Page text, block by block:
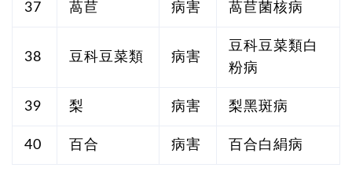
37 萵苣 病害 萵苣菌核病
38 豆科豆菜類 病害
豆科豆菜類白
粉病
39 梨 病害 梨黑斑病
40 百合 病害 百合白絹病